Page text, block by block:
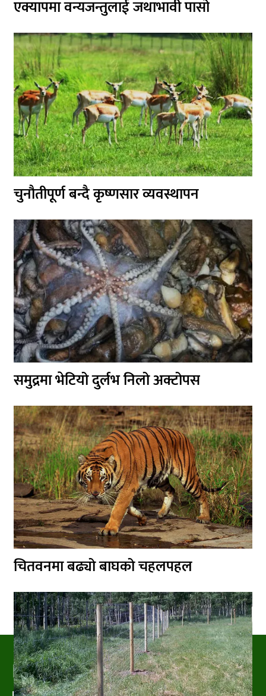
एक्यापमा वन्यजन्तुलाई जथाभावी पासो
चुनौतीपूर्ण बन्दै कृष्णसार व्यवस्थापन
समुद्रमा भेटियो दुर्लभ निलो अक्टोपस
चितवनमा बढ्यो बाघको चहलपहल
PRAKRITIPRESS